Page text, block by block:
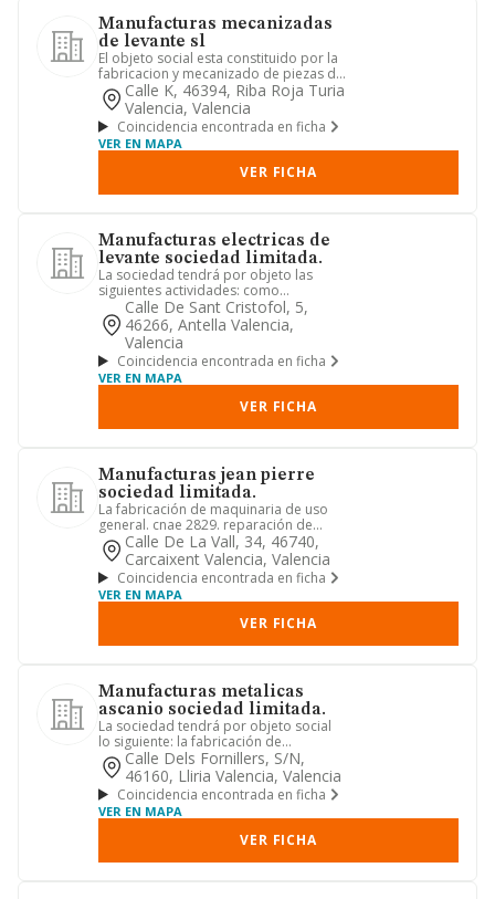
Manufacturas mecanizadas
de levante sl
El objeto social esta constituido por la
fabricacion y mecanizado de piezas de
hierro, laton, acero...
Calle K, 46394, Riba Roja Turia
Valencia, Valencia
Coincidencia encontrada en ficha
VER EN MAPA
VER FICHA
Manufacturas electricas de
levante sociedad limitada.
La sociedad tendrá por objeto las
siguientes actividades: como
actividades principales: 1) (cnae 33...
Calle De Sant Cristofol, 5,
46266, Antella Valencia,
Valencia
Coincidencia encontrada en ficha
VER EN MAPA
VER FICHA
Manufacturas jean pierre
sociedad limitada.
La fabricación de maquinaria de uso
general. cnae 2829. reparación de
maquinaria cnae 3312. comerci...
Calle De La Vall, 34, 46740,
Carcaixent Valencia, Valencia
Coincidencia encontrada en ficha
VER EN MAPA
VER FICHA
Manufacturas metalicas
ascanio sociedad limitada.
La sociedad tendrá por objeto social
lo siguiente: la fabricación de
herramientas y artículos acaba...
Calle Dels Fornillers, S/n,
46160, Lliria Valencia, Valencia
Coincidencia encontrada en ficha
VER EN MAPA
VER FICHA